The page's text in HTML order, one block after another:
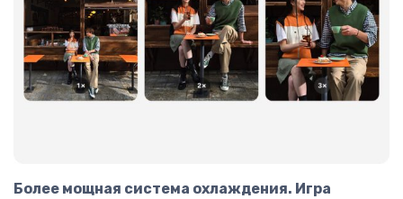
Более мощная система охлаждения. Игра